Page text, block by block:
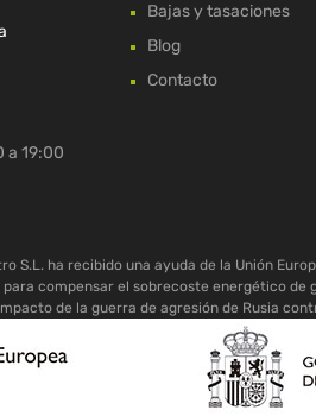
a 19:00
Bajas y tasaciones
Blog
Contacto
S.L. ha recibido una ayuda de la Unión
para compensar el sobrecoste
de la guerra de agresión de Rusia